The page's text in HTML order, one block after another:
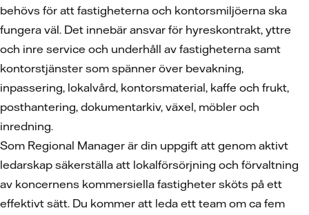
behövs för att fastigheterna och kontorsmiljöerna ska
fungera väl. Det innebär ansvar för hyreskontrakt, yttre
och inre service och underhåll av fastigheterna samt
kontorstjänster som spänner över bevakning,
inpassering, lokalvård, kontorsmaterial, kaffe och frukt,
posthantering, dokumentarkiv, växel, möbler och
inredning.
Som Regional Manager är din uppgift att genom aktivt
ledarskap säkerställa att lokalförsörjning och förvaltning
av koncernens kommersiella fastigheter sköts på ett
effektivt sätt. Du kommer att leda ett team om ca fem